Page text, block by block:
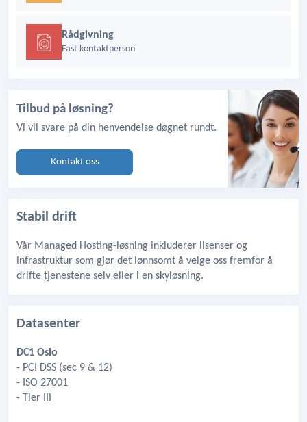
Rådgivning
Fast kontaktperson
Tilbud på løsning?
Vi vil svare på din henvendelse døgnet rundt.
Kontakt oss
Stabil drift
Vår Managed Hosting-løsning inkluderer lisenser og
infrastruktur som gjør det lønnsomt å velge oss fremfor å
drifte tjenestene selv eller i en skyløsning.
Datasenter
DC1 Oslo
- PCI DSS (sec 9 & 12)
- ISO 27001
- Tier III